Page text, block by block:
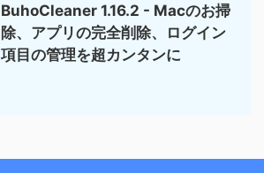
BuhoCleaner 1.16.2 - Macのお掃
除、アプリの完全削除、ログイン
項目の管理を超カンタンに